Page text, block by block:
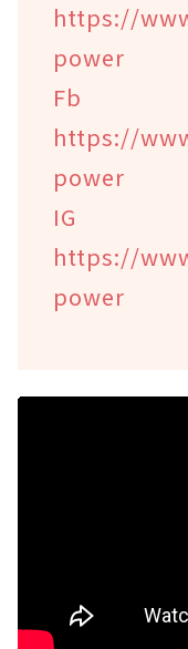
https://
power
https://
power
https://
power